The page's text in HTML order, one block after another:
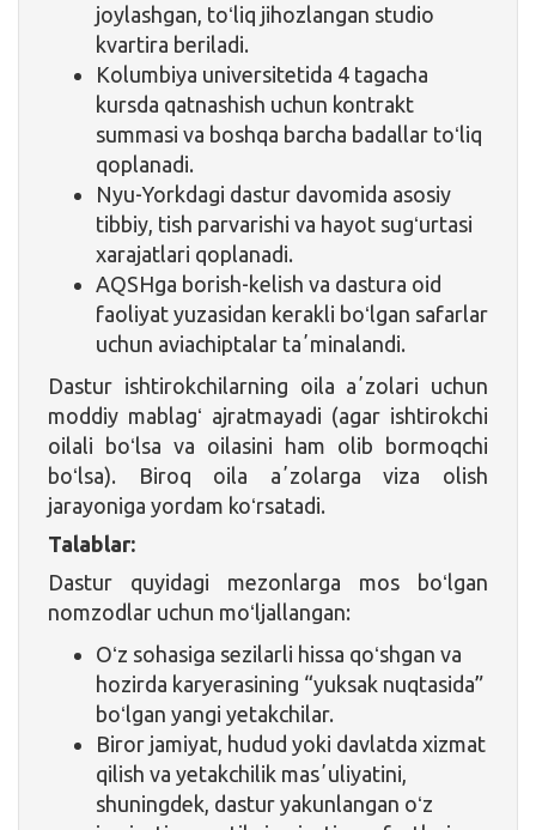
joylashgan, toʻliq jihozlangan studio
kvartira beriladi.
Kolumbiya universitetida 4 tagacha
kursda qatnashish uchun kontrakt
summasi va boshqa barcha badallar toʻliq
qoplanadi.
Nyu-Yorkdagi dastur davomida asosiy
tibbiy, tish parvarishi va hayot sugʻurtasi
xarajatlari qoplanadi.
AQSHga borish-kelish va dastura oid
faoliyat yuzasidan kerakli boʻlgan safarlar
uchun aviachiptalar taʼminalandi.
Dastur ishtirokchilarning oila aʼzolari uchun
moddiy mablagʻ ajratmayadi (agar ishtirokchi
oilali boʻlsa va oilasini ham olib bormoqchi
boʻlsa). Biroq oila aʼzolarga viza olish
jarayoniga yordam koʻrsatadi.
Talablar:
Dastur quyidagi mezonlarga mos boʻlgan
nomzodlar uchun moʻljallangan:
Oʻz sohasiga sezilarli hissa qoʻshgan va
hozirda karyerasining “yuksak nuqtasida”
boʻlgan yangi yetakchilar.
Biror jamiyat, hudud yoki davlatda xizmat
qilish va yetakchilik masʼuliyatini,
shuningdek, dastur yakunlangan oʻz